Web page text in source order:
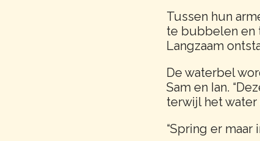
Tussen hun
te bubbelen en
Langzaam
De waterbel
Sam en Ian.
terwijl het
“Spring er maar